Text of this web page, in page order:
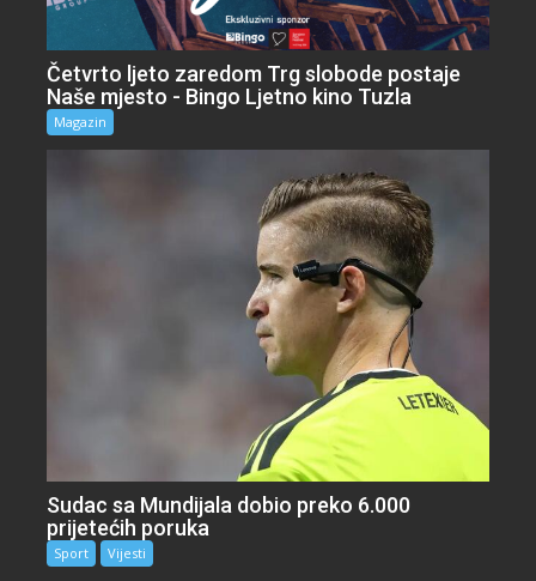
Četvrto ljeto zaredom Trg slobode postaje
Naše mjesto - Bingo Ljetno kino Tuzla
Magazin
Sudac sa Mundijala dobio preko 6.000
prijetećih poruka
Sport Vijesti